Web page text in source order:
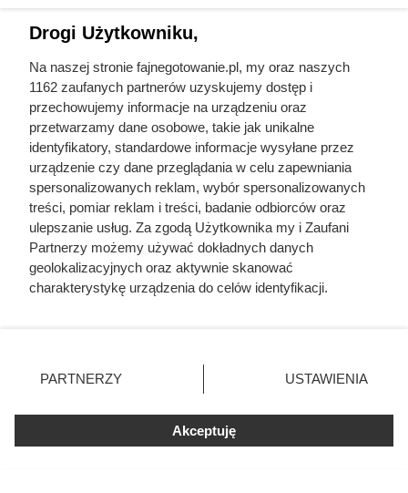
Dlaczego nikt nie chciał poślubić
Drogi Użytkowniku,
Na naszej stronie fajnegotowanie.pl, my oraz naszych
1162 zaufanych partnerów uzyskujemy dostęp i
przechowujemy informacje na urządzeniu oraz
przetwarzamy dane osobowe, takie jak unikalne
identyfikatory, standardowe informacje wysyłane przez
urządzenie czy dane przeglądania w celu zapewniania
spersonalizowanych reklam, wybór spersonalizowanych
treści, pomiar reklam i treści, badanie odbiorców oraz
ulepszanie usług. Za zgodą Użytkownika my i Zaufani
Partnerzy możemy używać dokładnych danych
geolokalizacyjnych oraz aktywnie skanować
charakterystykę urządzenia do celów identyfikacji.
zmienić/wycofać klikając przycisk ustawień prywatności
znajdujący się w lewym dolnym rogu strony
rodzaje przetwarzania danych nie wymagają zgody
użytkownika, ale masz prawo sprzeciwić się takiemu
przetwarzaniu. Preferencje będą miały zastosowania tylko
PARTNERZY USTAWIENIA
Akceptuję